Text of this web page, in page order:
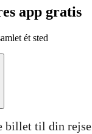
app gratis
ét sted
billet til din rejse